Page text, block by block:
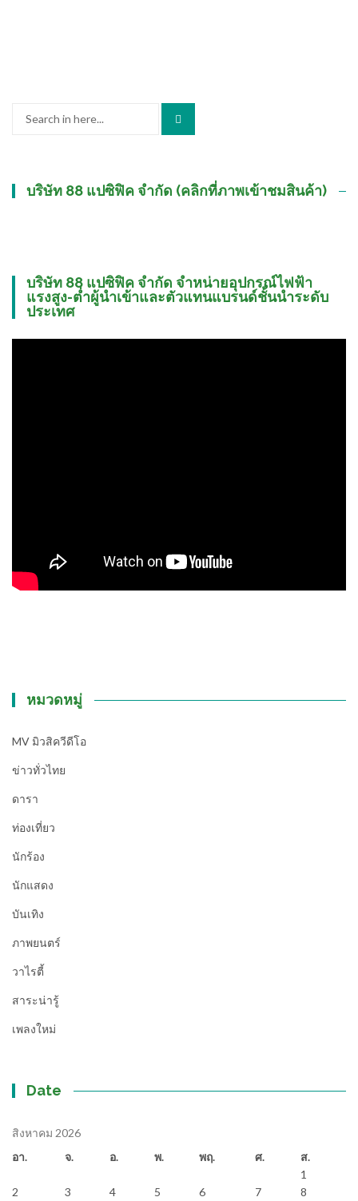
บริษัท 88 แปซิฟิค จำกัด (คลิกที่ภาพเข้าชมสินค้า)
บริษัท 88 แปซิฟิค จำกัด จำหน่ายอุปกรณ์ไฟฟ้า
แรงสูง-ต่ำผู้นำเข้าและตัวแทนแบรนด์ชั้นนำระดับ
ประเทศ
หมวดหมู่
MV มิวสิควีดีโอ
ข่าวทั่วไทย
ดารา
ท่องเที่ยว
นักร้อง
นักแสดง
บันเทิง
ภาพยนตร์
วาไรตี้
สาระน่ารู้
เพลงใหม่
Date
สิงหาคม 2026
อา.
จ. อ. พ. พฤ. ศ.
ส.
1
2
3 4 5 6 7
8